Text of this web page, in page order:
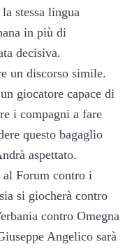
stessa lingua
in più di
decisiva.
un discorso simile.
giocatore capace di
i compagni a fare
questo bagaglio
aspettato.
Forum contro i
si giocherà contro
contro Omegna
Angelico sarà